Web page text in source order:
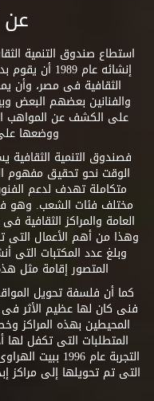
استطاع صندوق التنمية
إنشائه عام
الثقافية فى مصر، وأن
والفنانين بعضهم البعض
على الكشف عن المواهب
ووضعها
فصندوق التنمية
الوقت نحو تحقيق مفهوم
متكاملة تهدف لدعم
مختلف فئات الشعب. وهو
العامة والمراكز الثقافية
وهذا من أهم الأعمال التى
وبلغ عدد المكتبات
المتصور إقامة مثل هذه
كما أن فلسفة تحويل
فنى كان لها عظيم الأثر
المحيطين بهذه المراكز
المتطلبات التى تكفل لها
التجربة عام